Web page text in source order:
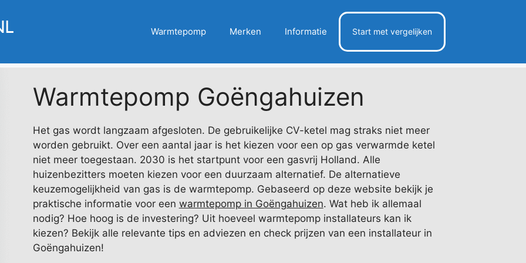
Warmtepomp Merken Informatie Start met vergelijken
Warmtepomp Goëngahuizen
Het gas wordt langzaam afgesloten. De gebruikelijke CV-ketel mag straks niet meer
worden gebruikt. Over een aantal jaar is het kiezen voor een op gas verwarmde ketel
niet meer toegestaan. 2030 is het startpunt voor een gasvrij Holland. Alle
huizenbezitters moeten kiezen voor een duurzaam alternatief. De alternatieve
keuzemogelijkheid van gas is de warmtepomp. Gebaseerd op deze website bekijk je
praktische informatie voor een warmtepomp in Goëngahuizen. Wat heb ik allemaal
nodig? Hoe hoog is de investering? Uit hoeveel warmtepomp installateurs kan ik
kiezen? Bekijk alle relevante tips en adviezen en check prijzen van een installateur in
Goëngahuizen!